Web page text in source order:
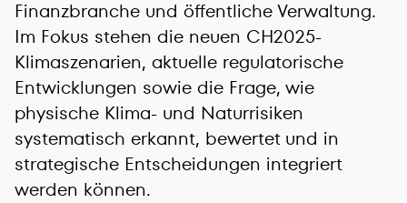
Finanzbranche und öffentliche Verwaltung.
Im Fokus stehen die neuen CH2025-
Klimaszenarien, aktuelle regulatorische
Entwicklungen sowie die Frage, wie
physische Klima- und Naturrisiken
systematisch erkannt, bewertet und in
strategische Entscheidungen integriert
werden können.